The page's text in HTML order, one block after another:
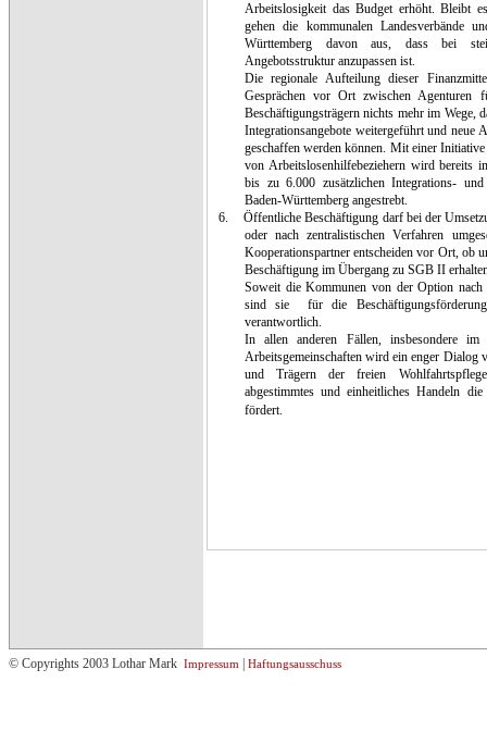
Arbeitslosigkeit das Budget erhöht. Bleibt
gehen die kommunalen Landesverbände
Württemberg davon aus, dass bei
Angebotsstruktur anzupassen ist.
Die regionale Aufteilung dieser
Gesprächen vor Ort zwischen Agenturen
Beschäftigungsträgern nichts mehr im Wege,
Integrationsangebote weitergeführt und neue
geschaffen werden können. Mit einer
von Arbeitslosenhilfebeziehern wird bereits
bis zu 6.000 zusätzlichen Integrations-
Baden-Württemberg angestrebt.
6.
Öffentliche Beschäftigung darf bei der
oder nach zentralistischen Verfahren
Kooperationspartner entscheiden vor Ort, ob
Beschäftigung im Übergang zu SGB II
Soweit die Kommunen von der Option
sind sie
für die
verantwortlich.
In allen anderen Fällen, insbesondere im
Arbeitsgemeinschaften wird ein enger Dialog
und Trägern der freien
abgestimmtes und einheitliches Handeln
fördert.
© Copyrights 2003 Lothar Mark Impressum Haftungsausschuss